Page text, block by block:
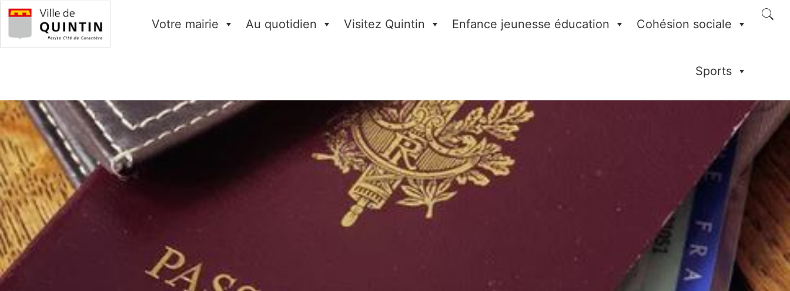
Votre mairie Au quotidien Visitez Quintin Enfance jeunesse éducation Cohésion sociale
Sports